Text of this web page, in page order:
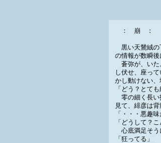
： 崩 ：
黒い天鵞絨の
の情報が数瞬後
蒼弥が、いた
し伏せ、座っ
かし動けない、
「どう？とて
零の細く長い
見て、緋彦は
「・・・悪趣味
「どうして？
心底満足そう
「狂ってる」